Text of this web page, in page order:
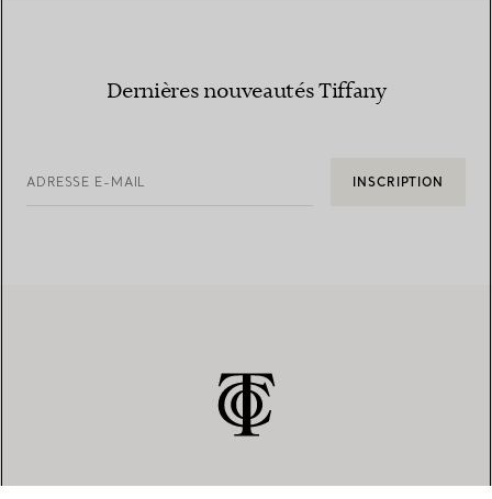
Dernières nouveautés Tiffany
ADRESSE E-MAIL INSCRIPTION